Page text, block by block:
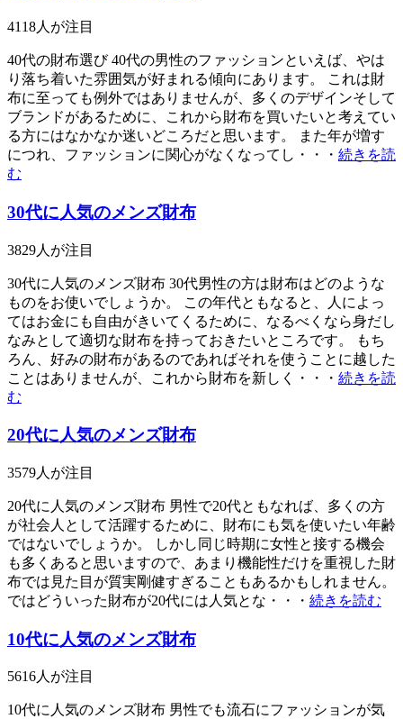
4118人が注目
40代の財布選び 40代の男性のファッションといえば、やは
り落ち着いた雰囲気が好まれる傾向にあります。 これは財
布に至っても例外ではありませんが、多くのデザインそして
ブランドがあるために、これから財布を買いたいと考えてい
る方にはなかなか迷いどころだと思います。 また年が増す
につれ、ファッションに関心がなくなってし・・・ 続きを読
む
30代に人気のメンズ財布
3829人が注目
30代に人気のメンズ財布 30代男性の方は財布はどのような
ものをお使いでしょうか。 この年代ともなると、人によっ
てはお金にも自由がきいてくるために、なるべくなら身だし
なみとして適切な財布を持っておきたいところです。 もち
ろん、好みの財布があるのであればそれを使うことに越した
ことはありませんが、これから財布を新しく・・・ 続きを読
む
20代に人気のメンズ財布
3579人が注目
20代に人気のメンズ財布 男性で20代ともなれば、多くの方
が社会人として活躍するために、財布にも気を使いたい年齢
ではないでしょうか。 しかし同じ時期に女性と接する機会
も多くあると思いますので、あまり機能性だけを重視した財
布では見た目が質実剛健すぎることもあるかもしれません。
ではどういった財布が20代には人気とな・・・ 続きを読む
10代に人気のメンズ財布
5616人が注目
10代に人気のメンズ財布 男性でも流石にファッションが気